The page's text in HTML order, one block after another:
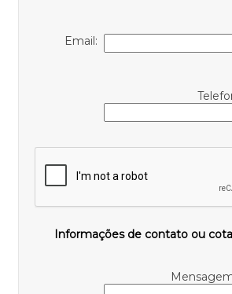
Email:
Informações de contato ou